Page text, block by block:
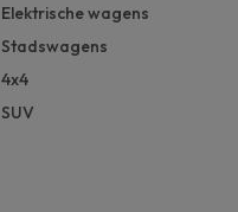
Elektrische wagens
Stadswagens
4x4
SUV